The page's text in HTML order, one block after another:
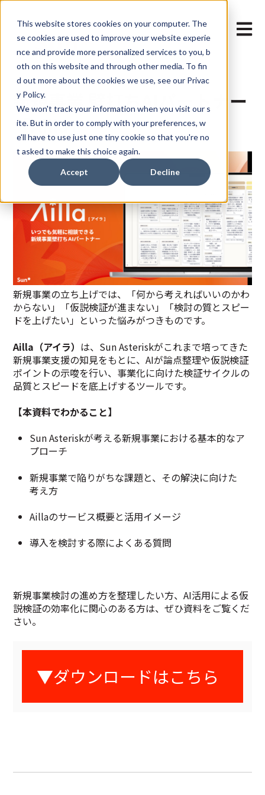
This website stores cookies on your computer. The
se cookies are used to improve your website experie
nce and provide more personalized services to you, b
oth on this website and through other media. To fin
d out more about the cookies we use, see our Privac
y Policy.
We won't track your information when you visit our s
ite. But in order to comply with your preferences, w
e'll have to use just one tiny cookie so that you're no
t asked to make this choice again.
Accept Decline
メイ
新規事業 壁打ちAIパートナー
「Ailla」
新規事業の立ち上げでは、「何から考えればいいのかわ
からない」「仮説検証が進まない」「検討の質とスピー
ドを上げたい」といった悩みがつきものです。
Ailla（アイラ） は、Sun Asteriskがこれまで培ってきた
新規事業支援の知見をもとに、AIが論点整理や仮説検証
ポイントの示唆を行い、事業化に向けた検証サイクルの
品質とスピードを底上げするツールです。
【本資料でわかること】
Sun Asteriskが考える新規事業における基本的なア
プローチ
新規事業で陥りがちな課題と、その解決に向けた
考え方
Aillaのサービス概要と活用イメージ
導入を検討する際によくある質問
新規事業検討の進め方を整理したい方、AI活用による仮
説検証の効率化に関心のある方は、ぜひ資料をご覧くだ
さい。
▼ダウンロードはこちら